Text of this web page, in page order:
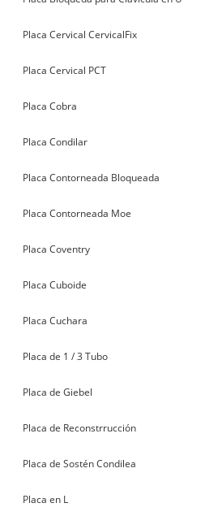
Placa Cervical CervicalFix
Placa Cervical PCT
Placa Cobra
Placa Condilar
Placa Contorneada Bloqueada
Placa Contorneada Moe
Placa Coventry
Placa Cuboide
Placa Cuchara
Placa de 1 / 3 Tubo
Placa de Giebel
Placa de Reconstrrucción
Placa de Sostén Condilea
Placa en L